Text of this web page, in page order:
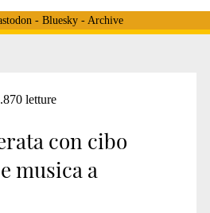
- Bluesky- Archive
letture
con cibo
musica a